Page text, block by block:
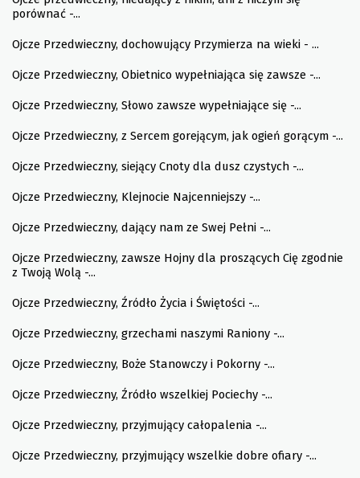
porównać -...
Ojcze Przedwieczny, dochowujący Przymierza na wieki - ...
Ojcze Przedwieczny, Obietnico wypełniająca się zawsze -...
Ojcze Przedwieczny, Słowo zawsze wypełniające się -...
Ojcze Przedwieczny, z Sercem gorejącym, jak ogień gorącym -...
Ojcze Przedwieczny, siejący Cnoty dla dusz czystych -...
Ojcze Przedwieczny, Klejnocie Najcenniejszy -...
Ojcze Przedwieczny, dający nam ze Swej Pełni -...
Ojcze Przedwieczny, zawsze Hojny dla proszących Cię zgodnie
z Twoją Wolą -...
Ojcze Przedwieczny, Źródło Życia i Świętości -...
Ojcze Przedwieczny, grzechami naszymi Raniony -...
Ojcze Przedwieczny, Boże Stanowczy i Pokorny -...
Ojcze Przedwieczny, Źródło wszelkiej Pociechy -...
Ojcze Przedwieczny, przyjmujący całopalenia -...
Ojcze Przedwieczny, przyjmujący wszelkie dobre ofiary -...